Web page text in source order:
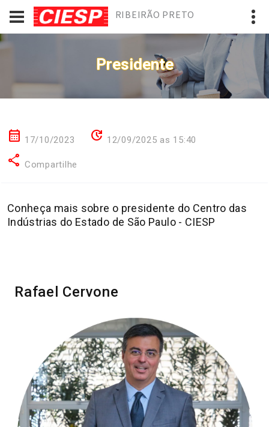
RIBEIRÃO PRETO
Presidente
calendar_month 17/10/2023 update 12/09/2025 as 15:40
share Compartilhe
Conheça mais sobre o presidente do Centro das
Indústrias do Estado de São Paulo - CIESP
Rafael Cervone